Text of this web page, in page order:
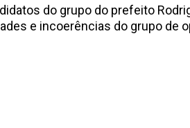
do grupo do prefeito
e incoerências do grupo de